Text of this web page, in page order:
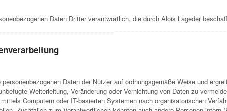
Daten Dritter verantwortlich, die durch Alois Lageder
Daten der Nutzer auf ordnungsgemäße Weise und
Weiterleitung, Veränderung oder Vernichtung von Daten zu
Computern oder IT-basierten Systemen nach organisatorischen